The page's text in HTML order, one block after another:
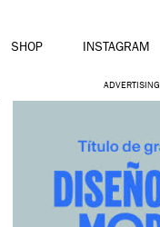
SHOP INSTAGRAM
ADVERTISING